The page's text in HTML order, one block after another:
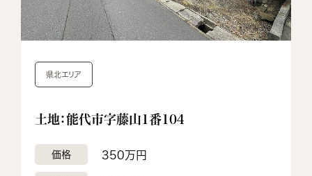
土地：能代市字藤山1番104
県北エリア
価格 350万円